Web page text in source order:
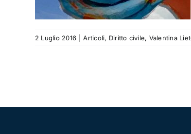
2 Luglio 2016 Articoli, Diritto civile, Valentina